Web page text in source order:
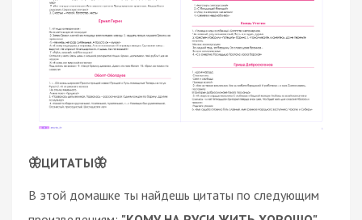
🦋ЦИТАТЫ🦋
В этой домашке ты найдешь цитаты по следующим